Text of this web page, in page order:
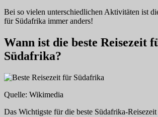
Bei so vielen unterschiedlichen Aktivitäten ist
für Südafrika immer anders!
Wann ist die beste Reisezeit
Südafrika?
Quelle: Wikimedia
Das Wichtigste für die beste Südafrika-